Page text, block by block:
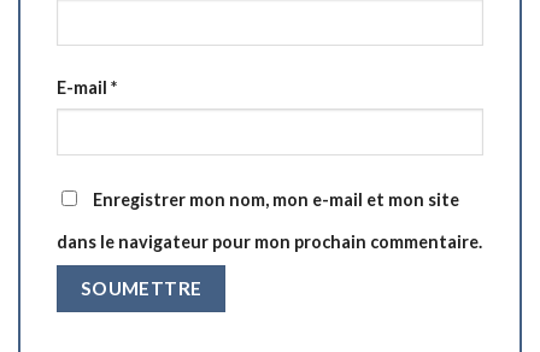
E-mail *
Enregistrer mon nom, mon e-mail et mon site
dans le navigateur pour mon prochain commentaire.